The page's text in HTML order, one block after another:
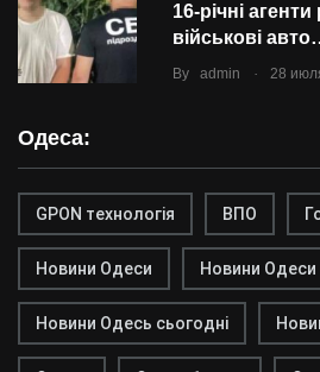
16-річні
військові
By admin . 28
Одеса:
GPON технологія ВПО
Новини Одеси Новини Одеси
Новини Одесь сьогодні